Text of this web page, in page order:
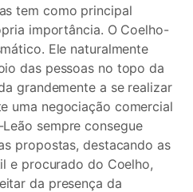
tem como principal
importância. O Coelho-
Ele naturalmente
das pessoas no topo da
grandemente a se realizar
uma negociação comercial
sempre consegue
propostas, destacando as
e procurado do Coelho,
da presença da